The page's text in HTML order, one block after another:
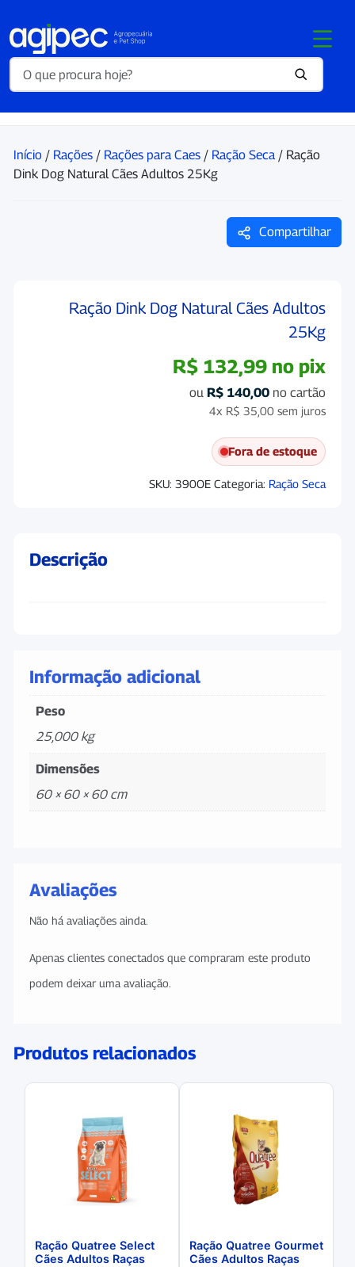
Início / Rações / Rações para Caes / Ração Seca / Ração
Dink Dog Natural Cães Adultos 25Kg
Compartilhar
Ração Dink Dog Natural Cães Adultos
25Kg
R$ 132,99 no pix
ou R$ 140,00 no cartão
4x R$ 35,00 sem juros
Fora de estoque
SKU: 390OE Categoria: Ração Seca
Descrição
Informação adicional
Peso
25,000 kg
Dimensões
60 × 60 × 60 cm
Avaliações
Não há avaliações ainda.
Apenas clientes conectados que compraram este produto
podem deixar uma avaliação.
Produtos relacionados
Ração Quatree Select
Cães Adultos Raças
Ração Quatree Gourmet
Cães Adultos Raças